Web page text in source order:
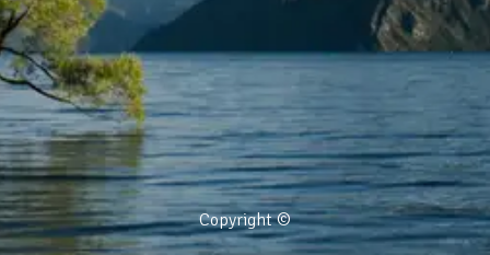
Copyright ©